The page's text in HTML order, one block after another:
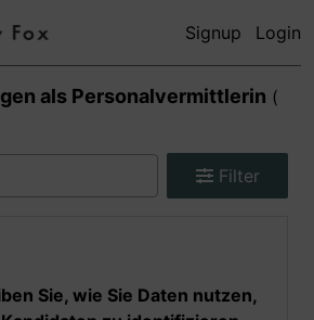
Signup Login
als Personalvermittlerin (
Filter
Sie, wie Sie Daten nutzen,